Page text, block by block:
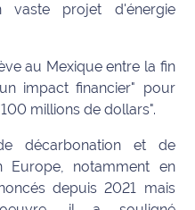
vaste projet d'énergie
au Mexique entre la fin
impact financier" pour
millions de dollars".
décarbonation et de
notamment en
depuis 2021 mais